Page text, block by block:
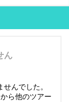
ん
んでした。
ら他のツアー